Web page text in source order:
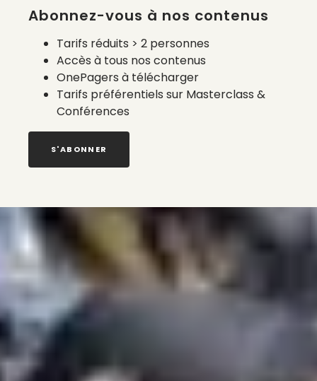
Abonnez-vous à nos contenus
Tarifs réduits > 2 personnes
Accès à tous nos contenus
OnePagers à télécharger
Tarifs préférentiels sur Masterclass &
Conférences
S'ABONNER